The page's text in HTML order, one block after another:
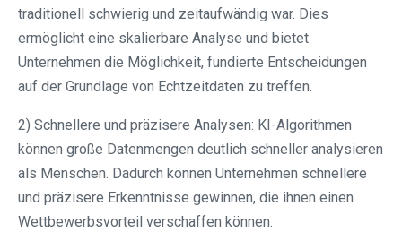
traditionell schwierig und zeitaufwändig war. Dies
ermöglicht eine skalierbare Analyse und bietet
Unternehmen die Möglichkeit, fundierte Entscheidungen
auf der Grundlage von Echtzeitdaten zu treffen.
2) Schnellere und präzisere Analysen: KI-Algorithmen
können große Datenmengen deutlich schneller analysieren
als Menschen. Dadurch können Unternehmen schnellere
und präzisere Erkenntnisse gewinnen, die ihnen einen
Wettbewerbsvorteil verschaffen können.